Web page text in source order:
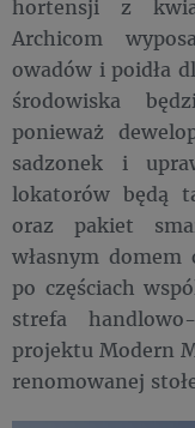
hortensji z
Archicom
owadów i poidła
środowiska
ponieważ
sadzonek i
lokatorów będą
oraz pakiet
własnym domem
po częściach
strefa
projektu Modern
renomowanej